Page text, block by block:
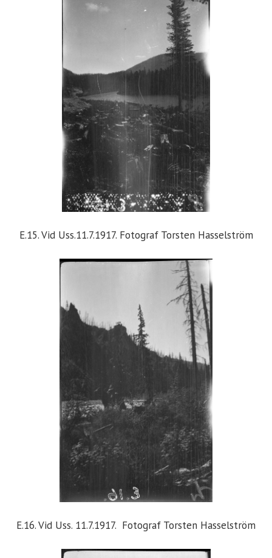
E.15. Vid Uss.11.7.1917. Fotograf Torsten Hasselström
E.16. Vid Uss. 11.7.1917. Fotograf Torsten Hasselström